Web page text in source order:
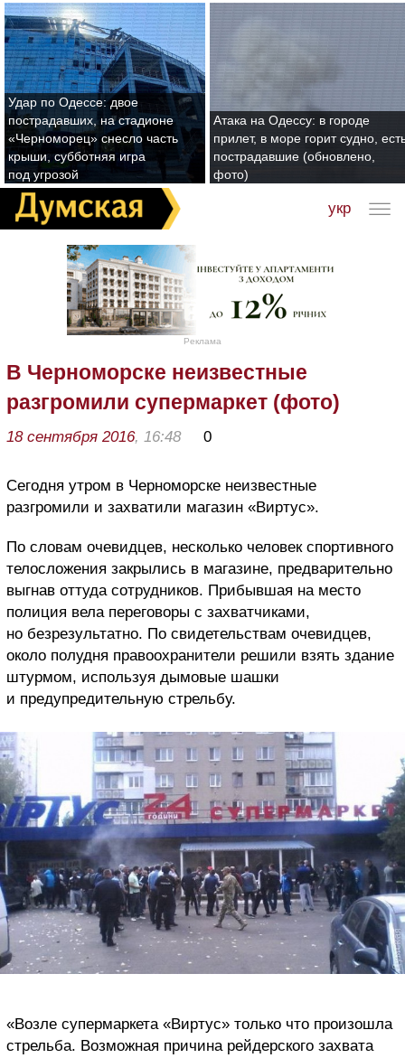
Удар по Одессе: двое
пострадавших, на стадионе
«Черноморец» снесло часть
крыши, субботняя игра
под угрозой
Атака на Одессу: в городе
прилет, в море горит судно,
пострадавшие (обновлено,
фото)
укр
Реклама
В Черноморске неизвестные
разгромили супермаркет (фото)
18 сентября 2016, 16:48 0
Сегодня утром в Черноморске неизвестные
разгромили и захватили магазин «Виртус».
По словам очевидцев, несколько человек спортивного
телосложения закрылись в магазине, предварительно
выгнав оттуда сотрудников. Прибывшая на место
полиция вела переговоры с захватчиками,
но безрезультатно. По свидетельствам очевидцев,
около полудня правоохранители решили взять здание
штурмом, используя дымовые шашки
и предупредительную стрельбу.
«Возле супермаркета «Виртус» только что произошла
стрельба. Возможная причина рейдерского захвата